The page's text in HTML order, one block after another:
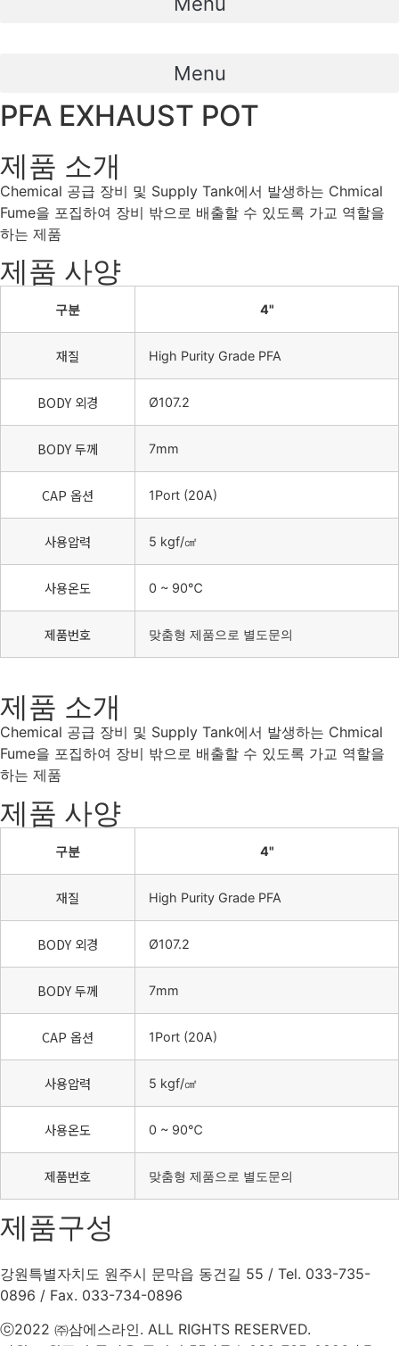
Menu
PFA EXHAUST POT
제품 소개
Chemical 공급 장비 및 Supply Tank에서 발생하는 Chmical
Fume을 포집하여 장비 밖으로 배출할 수 있도록 가교 역할을
하는 제품
제품 사양
구분 4"
재질 High Purity Grade PFA
BODY 외경 Ø107.2
BODY 두께 7mm
CAP 옵션 1Port (20A)
사용압력 5 kgf/㎠
사용온도 0 ~ 90℃
제품번호 맞춤형 제품으로 별도문의
제품 소개
Chemical 공급 장비 및 Supply Tank에서 발생하는 Chmical
Fume을 포집하여 장비 밖으로 배출할 수 있도록 가교 역할을
하는 제품
제품 사양
구분 4"
재질 High Purity Grade PFA
BODY 외경 Ø107.2
BODY 두께 7mm
CAP 옵션 1Port (20A)
사용압력 5 kgf/㎠
사용온도 0 ~ 90℃
제품번호 맞춤형 제품으로 별도문의
제품구성
강원특별자치도 원주시 문막읍 동건길 55 / Tel. 033-735-
0896 / Fax. 033-734-0896
ⓒ2022 ㈜삼에스라인. ALL RIGHTS RESERVED.